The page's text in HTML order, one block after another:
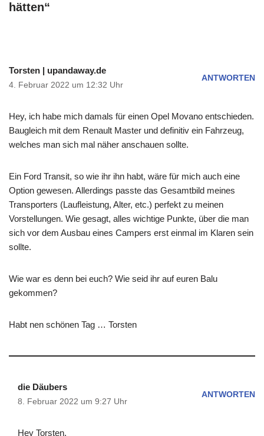
hätten“
Torsten | upandaway.de
4. Februar 2022 um 12:32 Uhr
ANTWORTEN
Hey, ich habe mich damals für einen Opel Movano entschieden.
Baugleich mit dem Renault Master und definitiv ein Fahrzeug,
welches man sich mal näher anschauen sollte.
Ein Ford Transit, so wie ihr ihn habt, wäre für mich auch eine
Option gewesen. Allerdings passte das Gesamtbild meines
Transporters (Laufleistung, Alter, etc.) perfekt zu meinen
Vorstellungen. Wie gesagt, alles wichtige Punkte, über die man
sich vor dem Ausbau eines Campers erst einmal im Klaren sein
sollte.
Wie war es denn bei euch? Wie seid ihr auf euren Balu
gekommen?
Habt nen schönen Tag … Torsten
die Däubers
8. Februar 2022 um 9:27 Uhr
ANTWORTEN
Hey Torsten,